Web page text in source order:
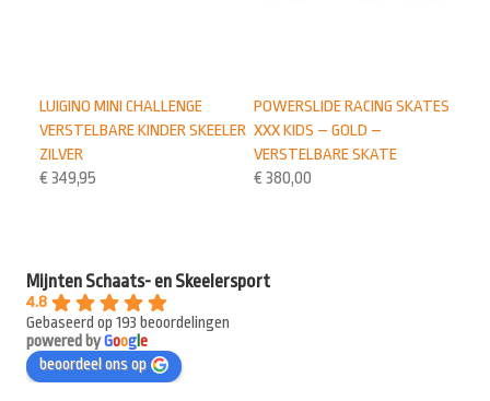
POWERSLIDE RACING SKATES
XXX KIDS – GOLD –
VERSTELBARE SKATE
€ 380,00
LUIGINO MINI CHALLENGE
VERSTELBARE KINDER SKEELER
ZILVER
€ 349,95
Mijnten Schaats- en Skeelersport
4.8
Gebaseerd op 193 beoordelingen
powered byGooge
beoordeel ons op